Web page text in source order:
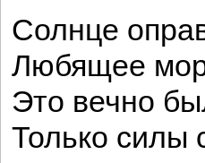
Солнце
Любящее
Это вечно
Только силы